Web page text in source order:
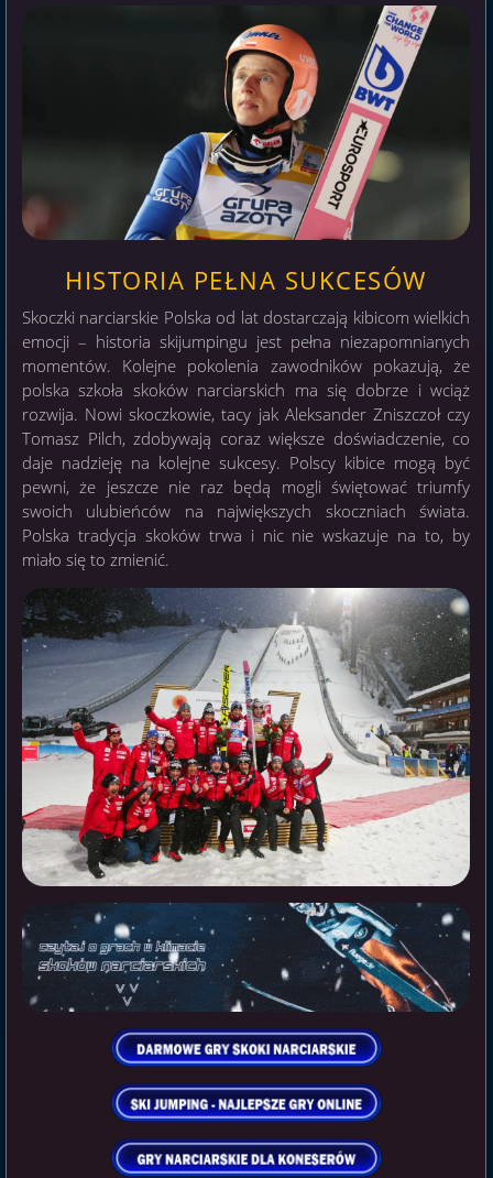
HISTORIA PEŁNA SUKCESÓW
Skoczki narciarskie Polska od lat dostarczają kibicom wielkich
emocji – historia skijumpingu jest pełna niezapomnianych
momentów. Kolejne pokolenia zawodników pokazują, że
polska szkoła skoków narciarskich ma się dobrze i wciąż
rozwija. Nowi skoczkowie, tacy jak Aleksander Zniszczoł czy
Tomasz Pilch, zdobywają coraz większe doświadczenie, co
daje nadzieję na kolejne sukcesy. Polscy kibice mogą być
pewni, że jeszcze nie raz będą mogli świętować triumfy
swoich ulubieńców na największych skoczniach świata.
Polska tradycja skoków trwa i nic nie wskazuje na to, by
miało się to zmienić.